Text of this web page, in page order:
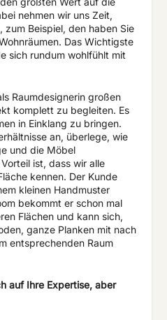
nehmen wir uns Zeit,
zum Beispiel, den haben Sie
Das Wichtigste
sich rundum wohlfühlt mit
Raumdesignerin großen
komplett zu begleiten. Es
in Einklang zu bringen.
an, überlege, wie
und die Möbel
ist, dass wir alle
kennen. Der Kunde
kleinen Handmuster
bekommt er schon mal
Flächen und kann sich,
ganze Planken mit nach
entsprechenden Raum
auf Ihre Expertise, aber